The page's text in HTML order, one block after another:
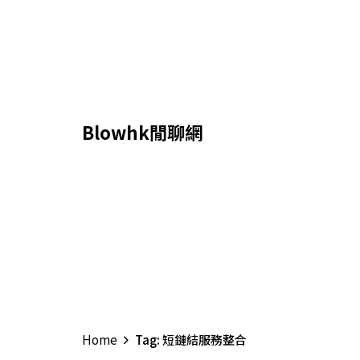
Blowhk閒聊網
Home Tag: 短鏈結服務整合